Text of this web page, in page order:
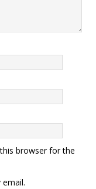
browser for the